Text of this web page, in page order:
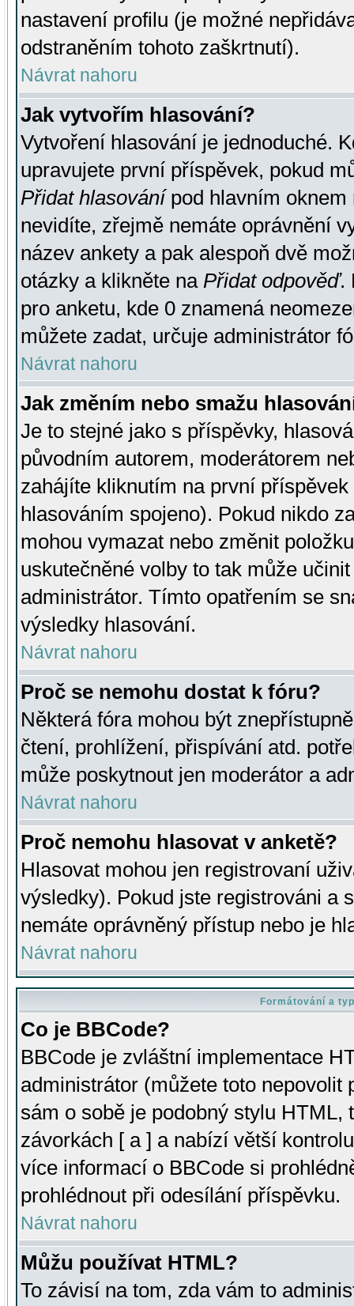
nastavení profilu (je možné
odstraněním tohoto zaškrtnutí).
Návrat nahoru
Jak vytvořím hlasování?
Vytvoření hlasování je jednoduché.
upravujete první příspěvek, pokud
Přidat hlasovánípod hlavním oknem
nevidíte, zřejmě nemáte oprávnění
název ankety a pak alespoň dvě
otázky a klikněte na Přidat odpověď.
pro anketu, kde 0 znamená
můžete zadat, určuje administrátor
Návrat nahoru
Jak změním nebo smažu
Je to stejné jako s příspěvky,
původním autorem, moderátorem
zahájíte kliknutím na první
hlasováním spojeno). Pokud nikdo
mohou vymazat nebo změnit
uskutečněné volby to tak může
administrátor. Tímto opatřením se
výsledky hlasování.
Návrat nahoru
Proč se nemohu dostat k fóru?
Některá fóra mohou být
čtení, prohlížení, přispívání atd.
může poskytnout jen moderátor a
Návrat nahoru
Proč nemohu hlasovat v anketě?
Hlasovat mohou jen registrovaní
výsledky). Pokud jste registrováni a
nemáte oprávněný přístup nebo je
Návrat nahoru
Formátování a
Co je BBCode?
BBCode je zvláštní implementace
administrátor (můžete toto
sám o sobě je podobný stylu HTML,
závorkách [ a ] a nabízí větší
více informací o BBCode si
prohlédnout při odesílání příspěvku.
Návrat nahoru
Můžu používat HTML?
To závisí na tom, zda vám to